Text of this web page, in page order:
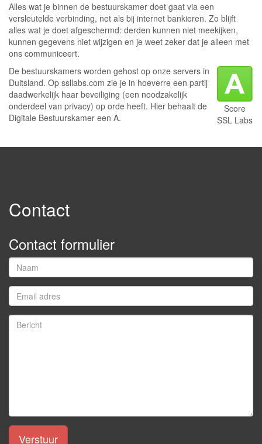
Alles wat je binnen de bestuurskamer doet gaat via een
versleutelde verbinding, net als bij internet bankieren. Zo blijft
alles wat je doet afgeschermd: derden kunnen niet meekijken,
kunnen gegevens niet wijzigen en je weet zeker dat je alleen met
ons communiceert.
Score
SSL Labs
De bestuurskamers worden gehost op onze servers in
Duitsland. Op ssllabs.com zie je in hoeverre een partij
daadwerkelijk haar beveiliging (een noodzakelijk
onderdeel van privacy) op orde heeft. Hier behaalt de
Digitale Bestuurskamer een A.
Contact
Contact formulier
Verstuur